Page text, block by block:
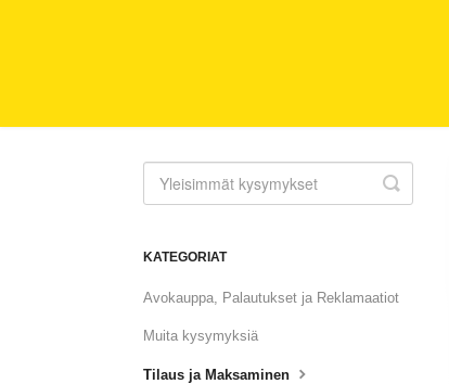
Toggle
Search
KATEGORIAT
Avokauppa, Palautukset ja Reklamaatiot
Muita kysymyksiä
Tilaus ja Maksaminen